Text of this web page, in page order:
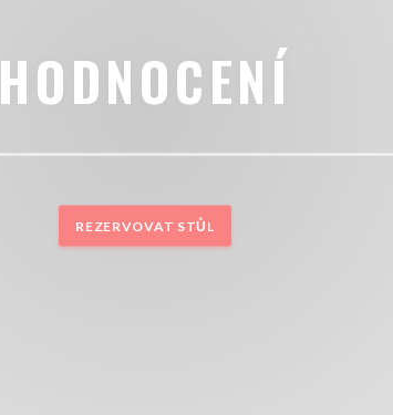
HODNOCENÍ
REZERVOVAT STŮL